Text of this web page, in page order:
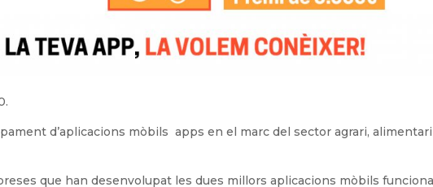
.
d’aplicacions mòbils apps en el marc del sector agrari,
que han desenvolupat les dues millors aplicacions mòbils